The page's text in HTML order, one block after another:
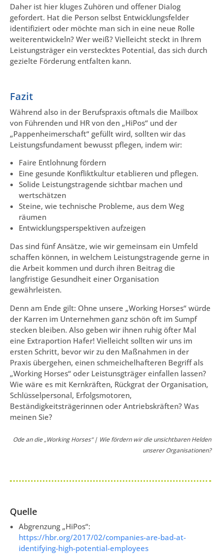
Daher ist hier kluges Zuhören und offener Dialog
gefordert. Hat die Person selbst Entwicklungsfelder
identifiziert oder möchte man sich in eine neue Rolle
weiterentwickeln? Wer weiß? Vielleicht steckt in Ihrem
Leistungsträger ein verstecktes Potential, das sich durch
gezielte Förderung entfalten kann.
Fazit
Während also in der Berufspraxis oftmals die Mailbox
von Führenden und HR von den „HiPos“ und der
„Pappenheimerschaft“ gefüllt wird, sollten wir das
Leistungsfundament bewusst pflegen, indem wir:
Faire Entlohnung fördern
Eine gesunde Konfliktkultur etablieren und pflegen.
Solide Leistungstragende sichtbar machen und
wertschätzen
Steine, wie technische Probleme, aus dem Weg
räumen
Entwicklungsperspektiven aufzeigen
Das sind fünf Ansätze, wie wir gemeinsam ein Umfeld
schaffen können, in welchem Leistungstragende gerne in
die Arbeit kommen und durch ihren Beitrag die
langfristige Gesundheit einer Organisation
gewährleisten.
Denn am Ende gilt: Ohne unsere „Working Horses“ würde
der Karren im Unternehmen ganz schön oft im Sumpf
stecken bleiben. Also geben wir ihnen ruhig öfter Mal
eine Extraportion Hafer! Vielleicht sollten wir uns im
ersten Schritt, bevor wir zu den Maßnahmen in der
Praxis übergehen, einen schmeichelhafteren Begriff als
„Working Horses“ oder Leistunsgträger einfallen lassen?
Wie wäre es mit Kernkräften, Rückgrat der Organisation,
Schlüsselpersonal, Erfolgsmotoren,
Beständigkeitsträgerinnen oder Antriebskräften? Was
meinen Sie?
Ode an die „Working Horses“ | Wie fördern wir die unsichtbaren Helden
unserer Organisationen?
Quelle
Abgrenzung „HiPos“:
https://hbr.org/2017/02/companies-are-bad-at-
identifying-high-potential-employees